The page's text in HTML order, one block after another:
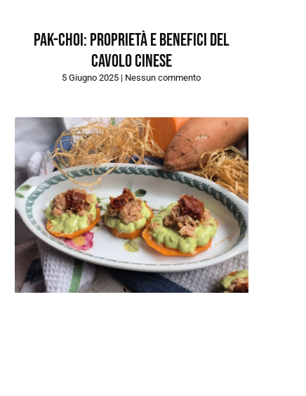
Pak-choi: proprietà e benefici del
cavolo cinese
5 Giugno 2025 Nessun commento